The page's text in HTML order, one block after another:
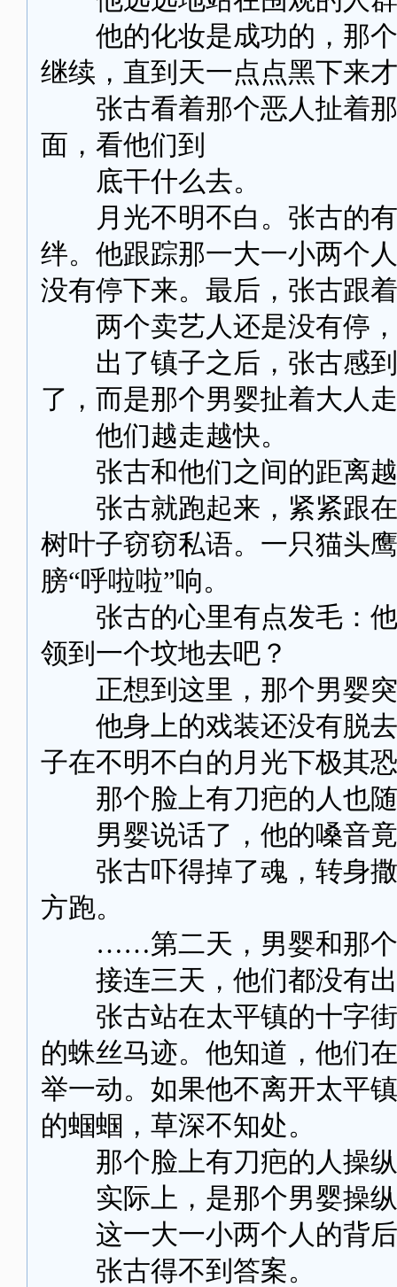
他的化妆是成功的，那个
继续，直到天一点点黑下来
张古看着那个恶人扯着那
面，看他们到
底干什么去。
月光不明不白。张古的有
绊。他跟踪那一大一小两个
没有停下来。最后，张古跟
两个卖艺人还是没有停，
出了镇子之后，张古感到
了，而是那个男婴扯着大人
他们越走越快。
张古和他们之间的距离越
张古就跑起来，紧紧跟在
树叶子窃窃私语。一只猫头
膀“呼啦啦”响。
张古的心里有点发毛：他
领到一个坟地去吧？
正想到这里，那个男婴突
他身上的戏装还没有脱去
子在不明不白的月光下极其
那个脸上有刀疤的人也随
男婴说话了，他的嗓音竟
张古吓得掉了魂，转身撒
方跑。
……第二天，男婴和那个
接连三天，他们都没有
张古站在太平镇的十字街
的蛛丝马迹。他知道，他们
举一动。如果他不离开太平
的蝈蝈，草深不知处。
那个脸上有刀疤的人操纵
实际上，是那个男婴操纵
这一大一小两个人的背后
张古得不到答案。